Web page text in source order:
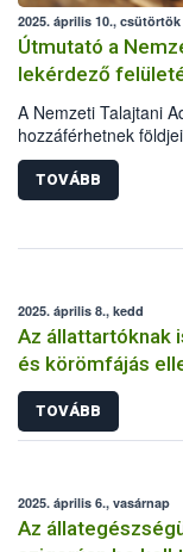
2025. április 10., csütörtök
Útmutató a
lekérdező
A Nemzeti Talajtani
hozzáférhetnek
azok állapotát. A
rendelkezzen a
Nébih rövid
TOVÁBB
2025. április 8., kedd
Az állattartóknak
és körömfájás
TOVÁBB
2025. április 6., vasárnap
Az